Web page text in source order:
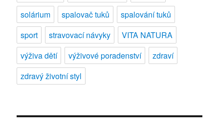
solárium
spalovač tuků
spalování tuků
sport
stravovací návyky
VITA NATURA
výživa dětí
výživové poradenství
zdraví
zdravý životní styl